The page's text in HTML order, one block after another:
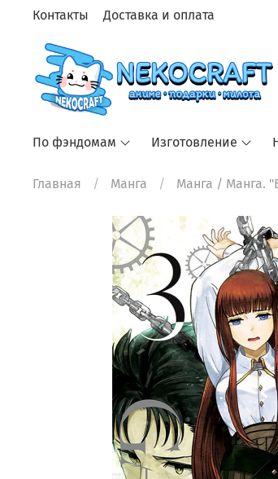
Контакты Доставка и оплата
По фэндомам Изготовление
Главная Манга Манга / Манга.